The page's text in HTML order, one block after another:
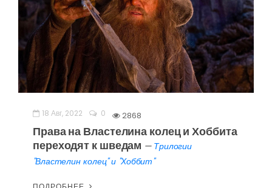
18 Авг, 2022 0 2868
Права на Властелина колец и Хоббита
переходят к шведам — Трилогии
"Властелин колец" и "Хоббит"